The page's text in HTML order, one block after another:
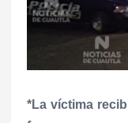
*La víctima